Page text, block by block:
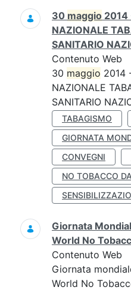
Ricerca
30 maggio 2014
NAZIONALE
SANITARIO
Contenuto Web
30 maggio 2014
NAZIONALE
SANITARIO
TABAGISMO
GIORNATA
CONVEGNI
NO TOBACCO
Giornata
World No
Contenuto Web
Giornata
World No